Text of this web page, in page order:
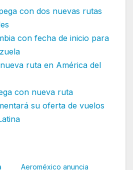
con dos nuevas rutas
con fecha de inicio para
ruta en América del
con nueva ruta
su oferta de vuelos
Aeroméxico anuncia